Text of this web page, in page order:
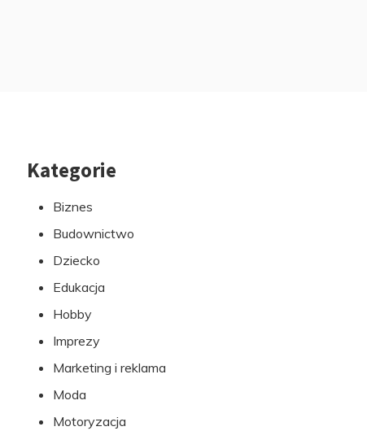
PrzejdźKategorie
Biznes
Budownictwo
Dziecko
Edukacja
Hobby
Imprezy
Marketing i reklama
Moda
Motoryzacja